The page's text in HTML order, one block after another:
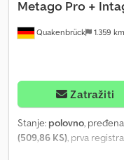
Quakenbrück 1.359 km
Metago Pro +
Zatražiti
Stanje: polovno,
(509,86 KS), prva
,